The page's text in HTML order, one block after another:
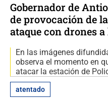
Gobernador de
de provocación de
ataque con drones
En las imágenes
observa el momento en
atacar la estación de
atentado